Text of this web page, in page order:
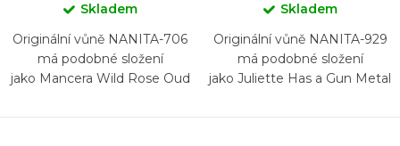
Skladem
Originální vůně NANITA-706
má podobné složení
jako Mancera Wild Rose Oud
Skladem
Originální vůně NANITA-929
má podobné složení
jako Juliette Has a Gun Metal